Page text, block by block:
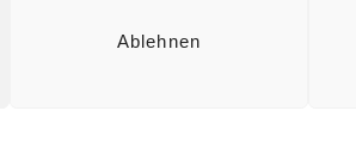
Ablehnen